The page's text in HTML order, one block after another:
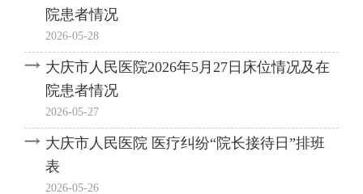
院患者情况
2026-05-28
大庆市人民医院2026年5月27日床位情况及在
院患者情况
2026-05-27
大庆市人民医院 医疗纠纷“院长接待日”排班
表
2026-05-26